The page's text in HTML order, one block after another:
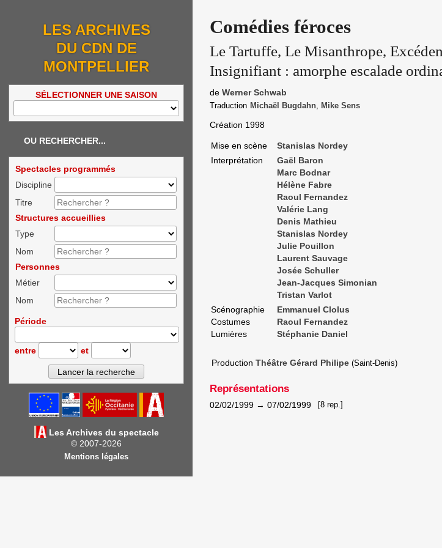
LES ARCHIVES
DU CDN DE
MONTPELLIER
SÉLECTIONNER UNE SAISON
OU RECHERCHER...
Spectacles programmés
Discipline
Titre
Structures accueillies
Type
Nom
Personnes
Métier
Nom
Période
entre et
Les Archives du spectacle
© 2007-2026
Mentions légales
Comédies féroces
Le Tartuffe, Le Misanthrope,
Insignifiant : amorphe escalade
de Werner Schwab
Traduction Michaël Bugdahn, Mike Sens
Création 1998
Mise en scène
Stanislas Nordey
Interprétation
Gaël Baron
Marc Bodnar
Hélène Fabre
Raoul Fernandez
Valérie Lang
Denis Mathieu
Stanislas Nordey
Julie Pouillon
Laurent Sauvage
Josée Schuller
Jean-Jacques Simonian
Tristan Varlot
Scénographie
Emmanuel Clolus
Costumes
Raoul Fernandez
Lumières
Stéphanie Daniel
Production Théâtre Gérard Philipe (Saint-Denis)
Représentations
02/02/1999 → 07/02/1999 [8 rep.]